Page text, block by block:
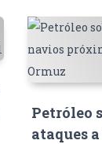
Petróleo
ataques